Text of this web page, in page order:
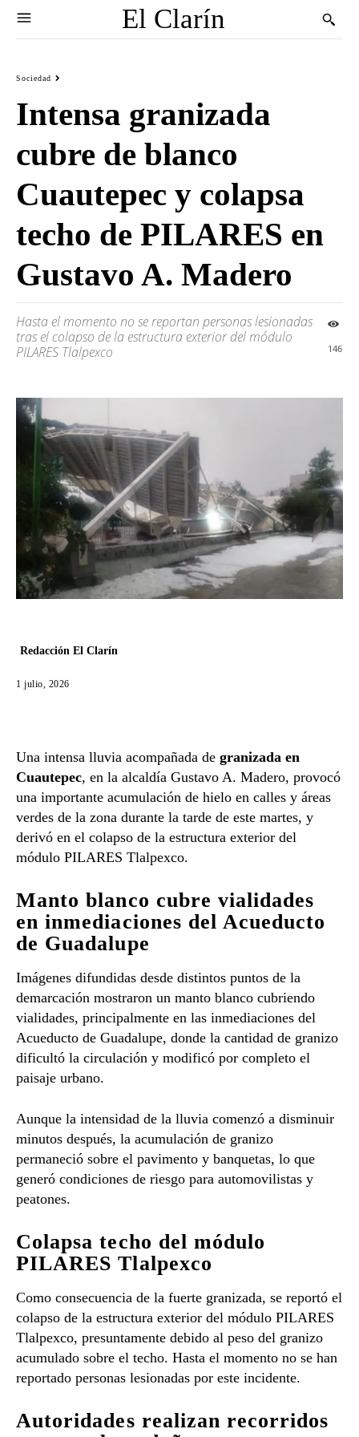
El Clarín
Sociedad
Intensa granizada
cubre de blanco
Cuautepec y colapsa
techo de PILARES en
Gustavo A. Madero
Hasta el momento no se reportan personas lesionadas
tras el colapso de la estructura exterior del módulo
PILARES Tlalpexco
146
Redacción El Clarín
1 julio, 2026
Una intensa lluvia acompañada de granizada en
Cuautepec, en la alcaldía Gustavo A. Madero, provocó
una importante acumulación de hielo en calles y áreas
verdes de la zona durante la tarde de este martes, y
derivó en el colapso de la estructura exterior del
módulo PILARES Tlalpexco.
Manto blanco cubre vialidades
en inmediaciones del Acueducto
de Guadalupe
Imágenes difundidas desde distintos puntos de la
demarcación mostraron un manto blanco cubriendo
vialidades, principalmente en las inmediaciones del
Acueducto de Guadalupe, donde la cantidad de granizo
dificultó la circulación y modificó por completo el
paisaje urbano.
Aunque la intensidad de la lluvia comenzó a disminuir
minutos después, la acumulación de granizo
permaneció sobre el pavimento y banquetas, lo que
generó condiciones de riesgo para automovilistas y
peatones.
Colapsa techo del módulo
PILARES Tlalpexco
Como consecuencia de la fuerte granizada, se reportó el
colapso de la estructura exterior del módulo PILARES
Tlalpexco, presuntamente debido al peso del granizo
acumulado sobre el techo. Hasta el momento no se han
reportado personas lesionadas por este incidente.
Autoridades realizan recorridos